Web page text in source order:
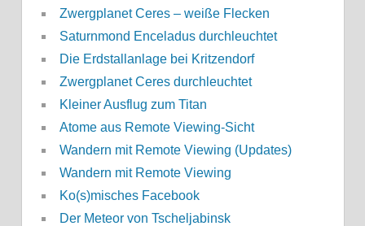
Zwergplanet Ceres – weiße Flecken
Saturnmond Enceladus durchleuchtet
Die Erdstallanlage bei Kritzendorf
Zwergplanet Ceres durchleuchtet
Kleiner Ausflug zum Titan
Atome aus Remote Viewing-Sicht
Wandern mit Remote Viewing (Updates)
Wandern mit Remote Viewing
Ko(s)misches Facebook
Der Meteor von Tscheljabinsk